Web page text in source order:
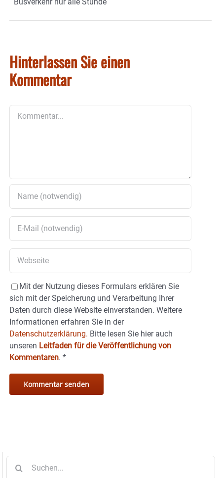
Hinterlassen Sie einen
Kommentar
Mit der Nutzung dieses Formulars erklären Sie
sich mit der Speicherung und Verarbeitung Ihrer
Daten durch diese Website einverstanden. Weitere
Informationen erfahren Sie in der
Datenschutzerklärung. Bitte lesen Sie hier auch
unseren Leitfaden für die Veröffentlichung von
Kommentaren. *
nach: